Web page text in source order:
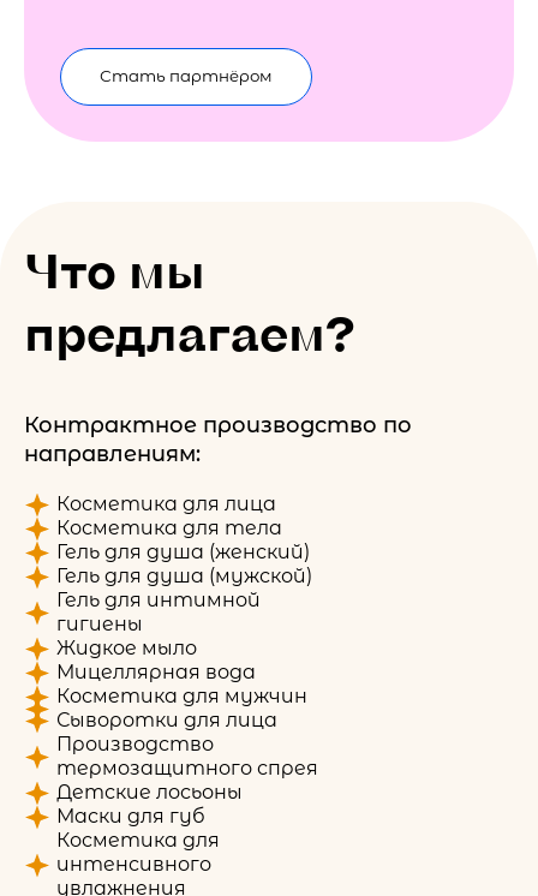
Стать партнёром
Что мы
предлагаем?
Контрактное производство по
направлениям:
Косметика для лица
Косметика для тела
Гель для душа (женский)
Гель для душа (мужской)
Гель для интимной
гигиены
Жидкое мыло
Мицеллярная вода
Косметика для мужчин
Сыворотки для лица
Производство
термозащитного спрея
Детские лосьоны
Маски для губ
Косметика для
интенсивного
увлажнения